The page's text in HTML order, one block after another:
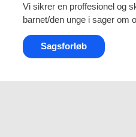
Vi sikrer en proffesionel og
barnet/den unge i sager om
Sagsforløb